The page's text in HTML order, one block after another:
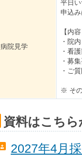
病院見学
平日
申込
【内
・院
・看
・募
・ご
※ そ
資料はこちら
2027年4月